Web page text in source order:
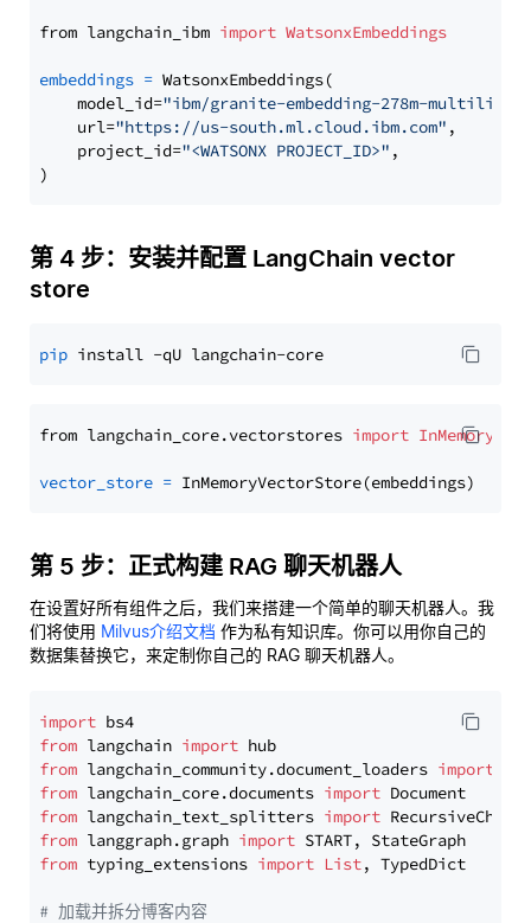
from langchain_ibm import WatsonxEmbeddings
embeddings = WatsonxEmbeddings(
    model_id=
"ibm/granite-embedding-278m-
    url=
"https://us-south.ml.cloud.ibm.com" ,
    project_id=
"<WATSONX PROJECT_ID>" ,
第 4 步：安装并配置 LangChain vector
store
pip
from langchain_core.vectorstores import
vector_store =
第 5 步：正式构建 RAG 聊天机器人
在设置好所有组件之后，我们来搭建一个简单的聊天机器人。我
们将使用 Milvus介绍文档 作为私有知识库。你可以用你自己的
数据集替换它，来定制你自己的 RAG 聊天机器人。
import
from langchain import
from langchain_community.document_loaders import
from langchain_core.documents import
from langchain_text_splitters import
from langgraph.graph import
from typing_extensions import List, TypedDict
# 加载并拆分博客内容